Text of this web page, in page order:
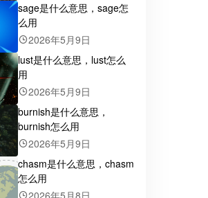
sage是什么意思，sage怎
么用
2026年5月9日
lust是什么意思，lust怎么
用
2026年5月9日
burnish是什么意思，
burnish怎么用
2026年5月9日
chasm是什么意思，chasm
怎么用
2026年5月8日